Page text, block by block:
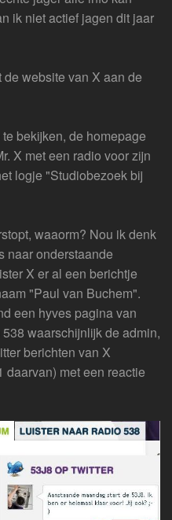
ik niet actief jagen dit jaar
website van X aan de
bekijken, de homepage
X met een radio voor zijn
logje "Studiobezoek bij
waaorm? Nou ik denk
naar onderstaande
X er al een berichtje
"Paul van Buchem".
een hyves pagina van
waarschijnlijk de admin,
berichten van X
daarvan) met een reactie